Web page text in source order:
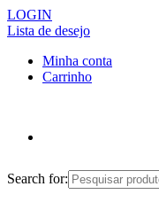
LOGIN
Lista de desejo
Minha conta
Carrinho
Search for: